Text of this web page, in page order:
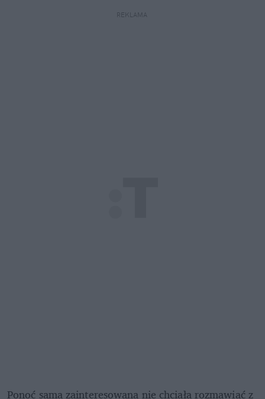
REKLAMA
Ponoć sama zainteresowana nie chciała rozmawiać z